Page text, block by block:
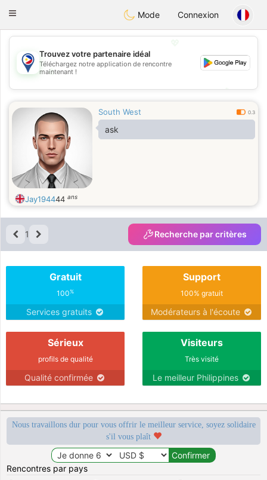
PhilippinesChat
Toggle
Mode Connexion
💖
💕
Trouvez votre partenaire idéal
Téléchargez notre application de rencontre
maintenant !
South West 0.3
ask
Jay194444 ans
1 Recherche par critères
Gratuit
100%
Services gratuits
Support
100% gratuit
Modérateurs à l'écoute
Sérieux
profils de qualité
Qualité confirmée
Visiteurs
Très visité
Le meilleur Philippines
Nous travaillons dur pour vous offrir le meilleur service, soyez solidaire
s'il vous plaît
Rencontres par pays